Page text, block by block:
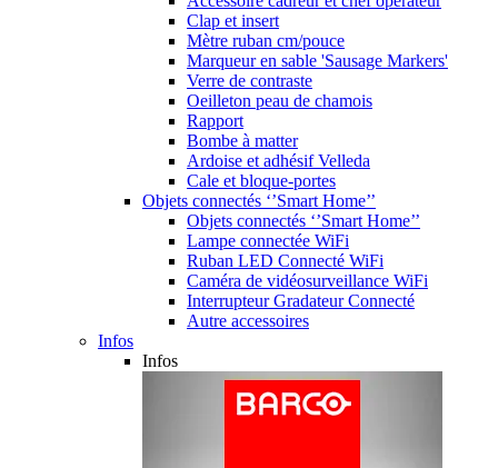
Clap et insert
Mètre ruban cm/pouce
Marqueur en sable 'Sausage Markers'
Verre de contraste
Oeilleton peau de chamois
Rapport
Bombe à matter
Ardoise et adhésif Velleda
Cale et bloque-portes
Objets connectés ‘’Smart Home’’
Objets connectés ‘’Smart Home’’
Lampe connectée WiFi
Ruban LED Connecté WiFi
Caméra de vidéosurveillance WiFi
Interrupteur Gradateur Connecté
Autre accessoires
Infos
Infos